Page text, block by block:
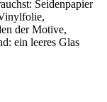
Seidenpapier
der Motive,
ein leeres Glas